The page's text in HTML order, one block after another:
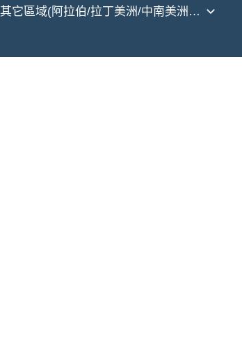
其它區域(阿拉伯/拉丁美洲/中南美洲…